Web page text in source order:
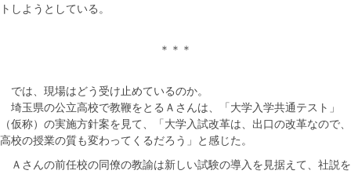
トしようとしている。
＊＊＊
では、現場はどう受け止めているのか。
埼玉県の公立高校で教鞭をとるＡさんは、「大学入学共通テスト」
（仮称）の実施方針案を見て、「大学入試改革は、出口の改革なので、
高校の授業の質も変わってくるだろう」と感じた。
Ａさんの前任校の同僚の教諭は新しい試験の導入を見据えて、社説を